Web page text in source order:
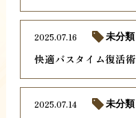
快適バスタイム復活術
2025.07.16 未分類
2025.07.14 未分類